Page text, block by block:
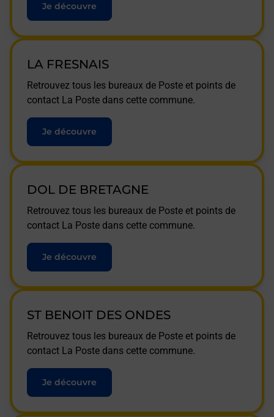
Je découvre
LA FRESNAIS
Retrouvez tous les bureaux de Poste et points de
contact La Poste dans cette commune.
Je découvre
DOL DE BRETAGNE
Retrouvez tous les bureaux de Poste et points de
contact La Poste dans cette commune.
Je découvre
ST BENOIT DES ONDES
Retrouvez tous les bureaux de Poste et points de
contact La Poste dans cette commune.
Je découvre